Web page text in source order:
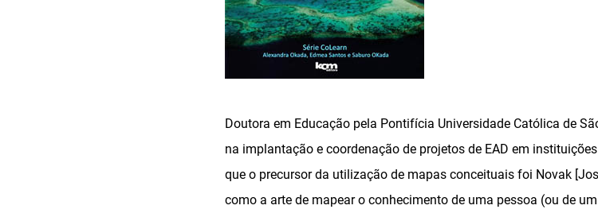
Doutora em Educação pela Pontifícia Universidade Católica de
na implantação e coordenação de projetos de EAD em
que o precursor da utilização de mapas conceituais foi Novak
como a arte de mapear o conhecimento de uma pessoa (ou de